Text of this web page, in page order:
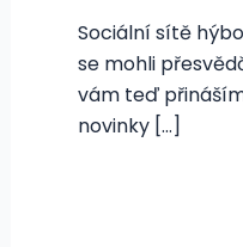
Sociální sítě
se mohli
vám teď
novinky […]